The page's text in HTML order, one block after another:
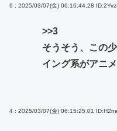
6 : 2025/03/07(金) 06:16:44.28
>>3
そうそう、この
イング系がアニ
4 : 2025/03/07(金) 06:15:25.01